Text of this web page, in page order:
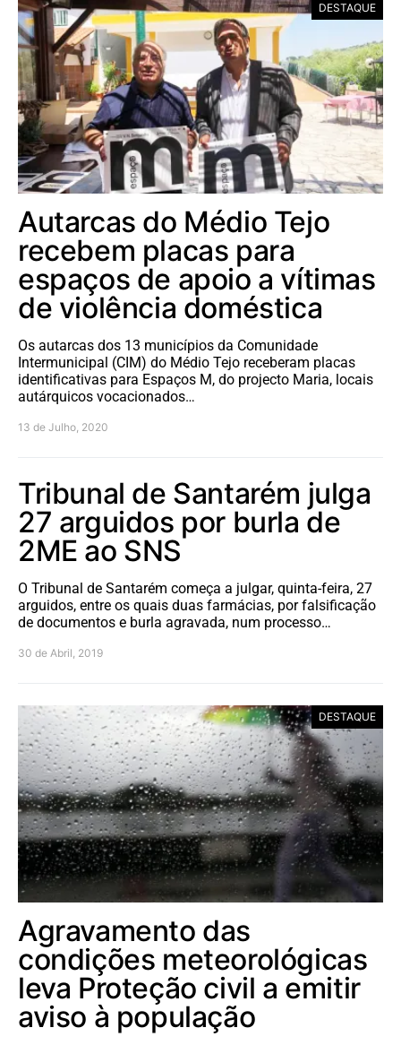
DESTAQUE
Autarcas do Médio Tejo
recebem placas para
espaços de apoio a vítimas
de violência doméstica
Os autarcas dos 13 municípios da Comunidade
Intermunicipal (CIM) do Médio Tejo receberam placas
identificativas para Espaços M, do projecto Maria, locais
autárquicos vocacionados…
13 de Julho, 2020
Tribunal de Santarém julga
27 arguidos por burla de
2ME ao SNS
O Tribunal de Santarém começa a julgar, quinta-feira, 27
arguidos, entre os quais duas farmácias, por falsificação
de documentos e burla agravada, num processo…
30 de Abril, 2019
DESTAQUE
Agravamento das
condições meteorológicas
leva Proteção civil a emitir
aviso à população